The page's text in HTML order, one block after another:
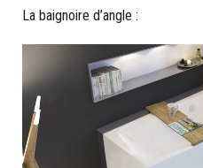
La baignoire d’angle :